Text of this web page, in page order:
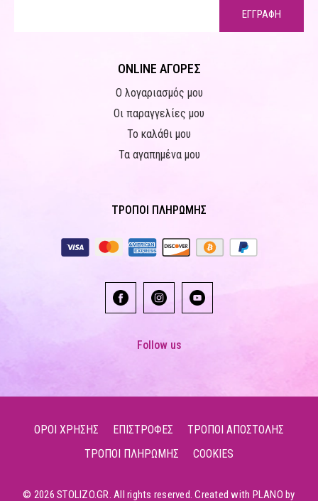
ΕΓΓΡΑΦΗ
ONLINE ΑΓΟΡΕΣ
Ο λογαριασμός μου
Οι παραγγελίες μου
Το καλάθι μου
Τα αγαπημένα μου
ΤΡΟΠΟΙ ΠΛΗΡΩΜΗΣ
Follow us
ΟΡΟΙ ΧΡΗΣΗΣ ΕΠΙΣΤΡΟΦΕΣ
ΤΡΟΠΟΙ ΑΠΟΣΤΟΛΗΣ
ΤΡΟΠΟΙ ΠΛΗΡΩΜΗΣ
COOKIES
© 2026 STOLIZO.GR. All rights reserved. Created with PLANO by